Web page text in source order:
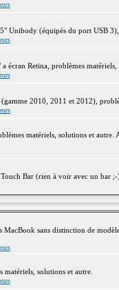
Unibody (équipés du port USB
écran Retina, problèmes matériels,
2010, 2011 et 2012),
matériels, solutions et
Bar (rien à voir avec un bar
MacBook sans distinction de
solutions et autre.